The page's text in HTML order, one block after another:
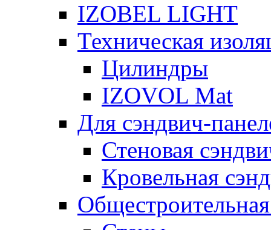
IZOBEL LIGHT
Техническая
Цилиндры
IZOVOL Mat
Для сэндвич-
Стеновая
Кровельная